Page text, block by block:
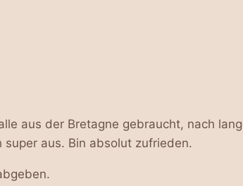
aus der Bretagne gebraucht, nach
aus. Bin absolut zufrieden.